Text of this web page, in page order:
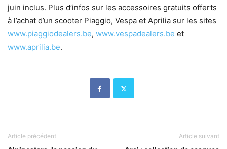
juin inclus. Plus d’infos sur les accessoires gratuits offerts
à l’achat d’un scooter Piaggio, Vespa et Aprilia sur les sites
www.piaggiodealers.be, www.vespadealers.be et
www.aprilia.be.
Article précédent Article suivant